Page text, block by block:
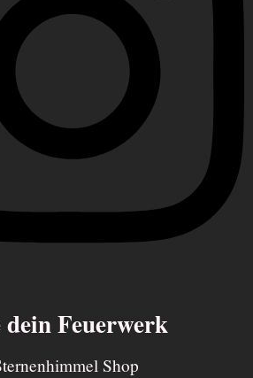
Feuerwerk
Shop